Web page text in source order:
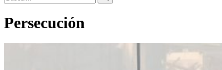
Persecución